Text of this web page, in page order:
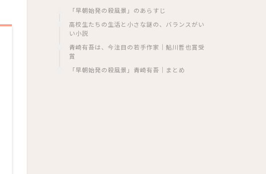
「早朝始発の殺風景」のあらすじ
高校生たちの生活と小さな謎の、バランスがい
い小説
青崎有吾は、今注目の若手作家｜鮎川哲也賞受
賞
「早朝始発の殺風景」青崎有吾｜まとめ